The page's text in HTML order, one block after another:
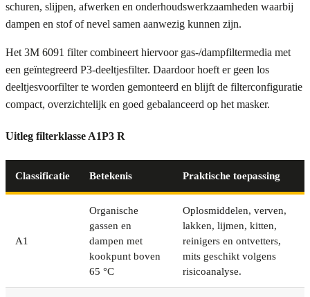
schuren, slijpen, afwerken en onderhoudswerkzaamheden waarbij
dampen en stof of nevel samen aanwezig kunnen zijn.
Het 3M 6091 filter combineert hiervoor gas-/dampfiltermedia met
een geïntegreerd P3-deeltjesfilter. Daardoor hoeft er geen los
deeltjesvoorfilter te worden gemonteerd en blijft de filterconfiguratie
compact, overzichtelijk en goed gebalanceerd op het masker.
Uitleg filterklasse A1P3 R
Classificatie Betekenis Praktische toepassing
A1
Organische
gassen en
dampen met
kookpunt boven
65 °C
Oplosmiddelen, verven,
lakken, lijmen, kitten,
reinigers en ontvetters,
mits geschikt volgens
risicoanalyse.